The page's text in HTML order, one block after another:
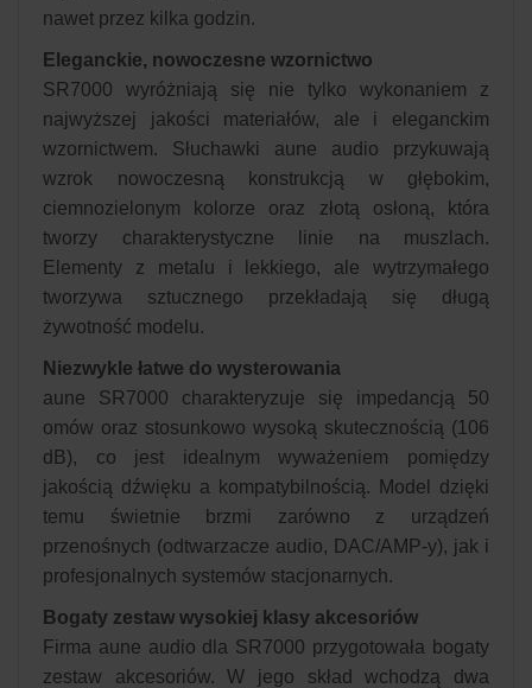
nawet przez kilka godzin.
Eleganckie, nowoczesne wzornictwo
SR7000 wyróżniają się nie tylko wykonaniem z
najwyższej jakości materiałów, ale i eleganckim
wzornictwem. Słuchawki aune audio przykuwają
wzrok nowoczesną konstrukcją w głębokim,
ciemnozielonym kolorze oraz złotą osłoną, która
tworzy charakterystyczne linie na muszlach.
Elementy z metalu i lekkiego, ale wytrzymałego
tworzywa sztucznego przekładają się długą
żywotność modelu.
Niezwykle łatwe do wysterowania
aune SR7000 charakteryzuje się impedancją 50
omów oraz stosunkowo wysoką skutecznością (106
dB), co jest idealnym wyważeniem pomiędzy
jakością dźwięku a kompatybilnością. Model dzięki
temu świetnie brzmi zarówno z urządzeń
przenośnych (odtwarzacze audio, DAC/AMP-y), jak i
profesjonalnych systemów stacjonarnych.
Bogaty zestaw wysokiej klasy akcesoriów
Firma aune audio dla SR7000 przygotowała bogaty
zestaw akcesoriów. W jego skład wchodzą dwa